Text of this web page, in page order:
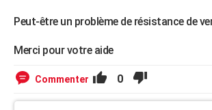
Peut-être un problème de résistance de
Merci pour votre aide
Commenter 0